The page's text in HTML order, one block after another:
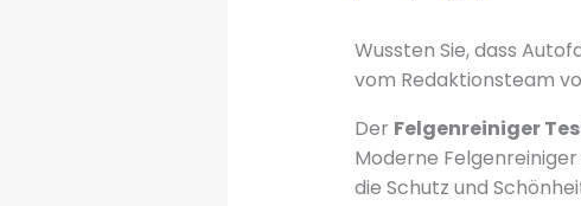
Wussten Sie, dass
vom Redaktionsteam
Der Felgenreiniger
Moderne
die Schutz und